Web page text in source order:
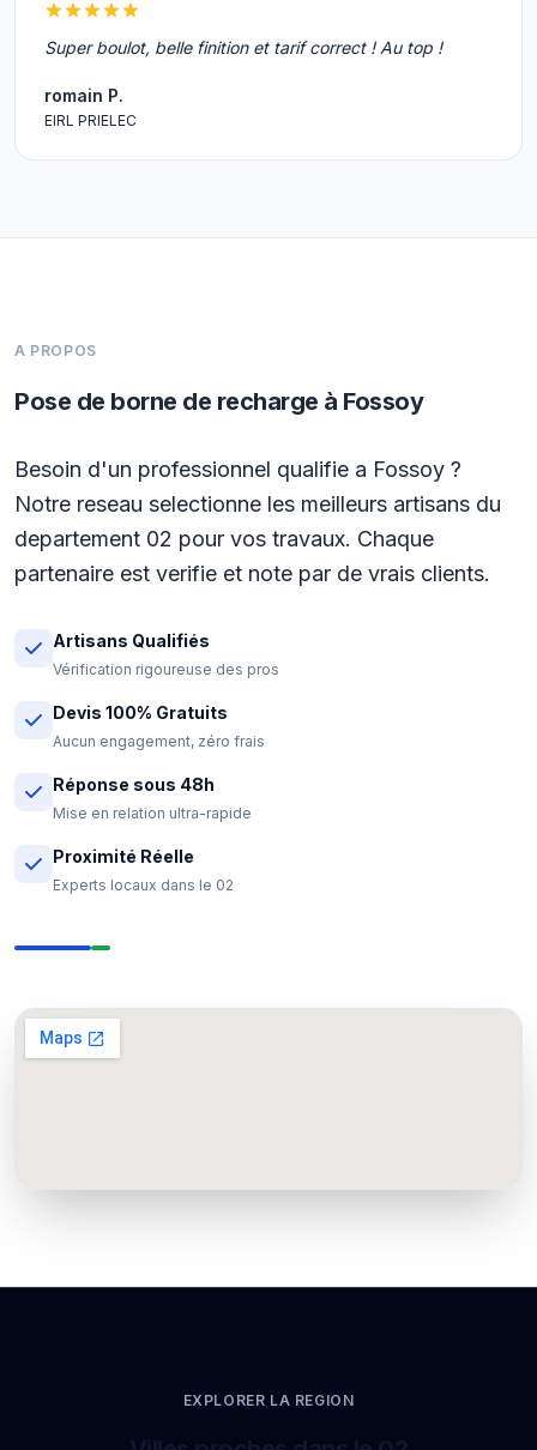
Super boulot, belle finition et tarif correct ! Au top !
romain P.
EIRL PRIELEC
A PROPOS
Pose de borne de recharge à Fossoy
Besoin d'un professionnel qualifie a Fossoy ?
Notre reseau selectionne les meilleurs artisans du
departement 02 pour vos travaux. Chaque
partenaire est verifie et note par de vrais clients.
Artisans Qualifiés
Vérification rigoureuse des pros
Devis 100% Gratuits
Aucun engagement, zéro frais
Réponse sous 48h
Mise en relation ultra-rapide
Proximité Réelle
Experts locaux dans le 02
EXPLORER LA REGION